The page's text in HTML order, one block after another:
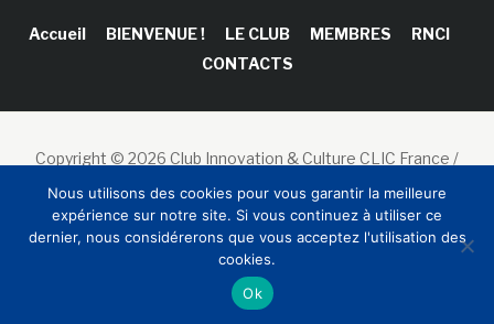
Accueil BIENVENUE ! LE CLUB MEMBRES
RNCI
CONTACTS
Copyright © 2026 Club Innovation & Culture CLIC France /
Sinapses Conseils
Nous utilisons des cookies pour vous garantir la meilleure
expérience sur notre site. Si vous continuez à utiliser ce
dernier, nous considérerons que vous acceptez l'utilisation des
cookies.
Ok